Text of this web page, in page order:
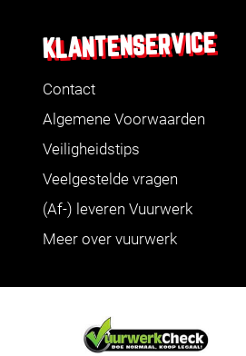
KLANTENSERVICE
Contact
Algemene Voorwaarden
Veiligheidstips
Veelgestelde vragen
(Af-) leveren Vuurwerk
Meer over vuurwerk